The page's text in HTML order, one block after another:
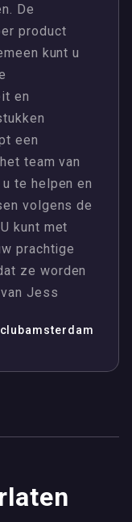
De
product
kunt u
en
een
team van
te helpen en
volgens de
kunt met
prachtige
ze worden
Jess